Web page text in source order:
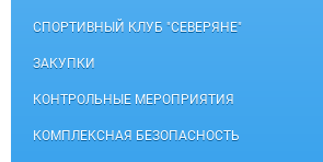
СПОРТИВНЫЙ КЛУБ "СЕВЕРЯНЕ"
ЗАКУПКИ
КОНТРОЛЬНЫЕ МЕРОПРИЯТИЯ
КОМПЛЕКСНАЯ БЕЗОПАСНОСТЬ